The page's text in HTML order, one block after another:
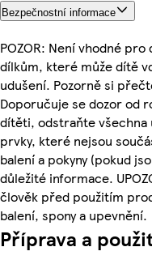
Bezpečnostní informace
POZOR: Není vhodné
dílkům, které může dítě
udušení. Pozorně si
Doporučuje se dozor od
dítěti, odstraňte všechna
prvky, které nejsou
balení a pokyny (pokud
důležité informace.
člověk před použitím
balení, spony a upevnění.
Příprava a